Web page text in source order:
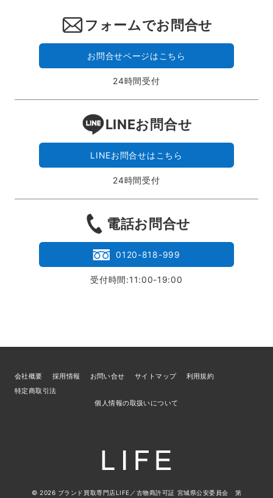
フォームでお問合せ
お問合せページはこちら
24時間受付
LINEお問合せ
LINEお問合せはこちら
24時間受付
電話お問合せ
0120-818-999
受付時間:11:00-19:00
会社概要 採用情報 お問い合せ サイトマップ
利用規約
特定商取引法
個人情報の取扱いについて
© 2026 ブランド買取専門店LIFE ／古物商許可証 宮城県公安委員会 第